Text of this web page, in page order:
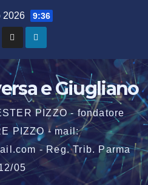
2026 9:36
e Giugliano
PIZZO - fondatore
PIZZO - mail:
- Reg. Trib. Parma
05